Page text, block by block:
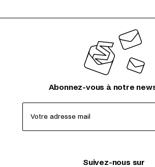
Abonnez-vous à notre
Votre adresse mail
Suivez-nous sur